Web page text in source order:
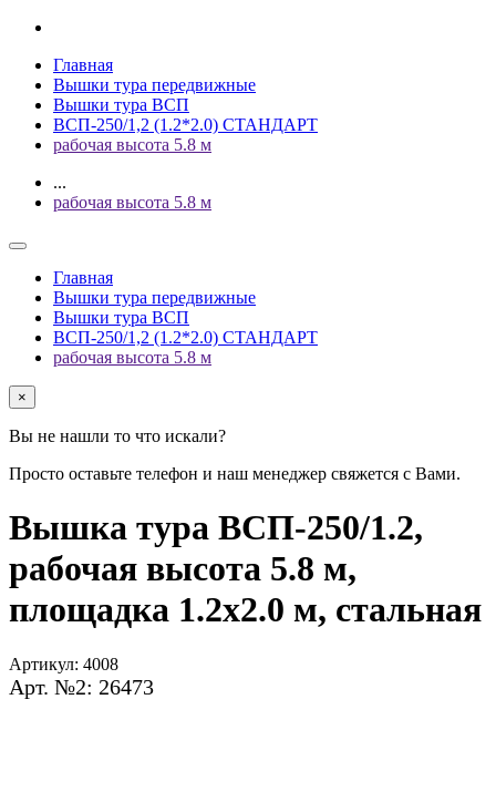
Главная
Вышки тура передвижные
Вышки тура ВСП
ВСП-250/1,2 (1.2*2.0) СТАНДАРТ
рабочая высота 5.8 м
...
рабочая высота 5.8 м
Главная
Вышки тура передвижные
Вышки тура ВСП
ВСП-250/1,2 (1.2*2.0) СТАНДАРТ
рабочая высота 5.8 м
×
Вы не нашли то что искали?
Просто оставьте телефон и наш менеджер свяжется с Вами.
Вышка тура ВСП-250/1.2,
рабочая высота 5.8 м,
площадка 1.2x2.0 м, стальная
Артикул: 4008
Арт. №2: 26473